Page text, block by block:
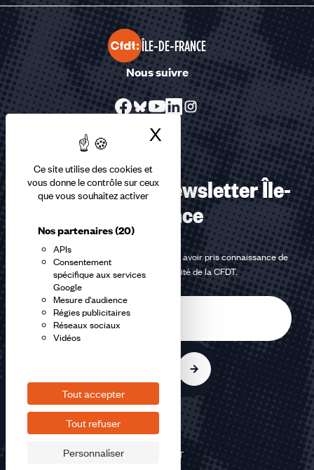
Ce site utilise des cookies et
vous donne le contrôle sur ceux
que vous souhaitez activer
Nos partenaires(20)
APIs
Consentement
spécifique aux services
Google
Mesure d'audience
Régies publicitaires
Réseaux sociaux
Vidéos
Tout accepter
Tout refuser
Personnaliser
X Masquer le
ÎLE-DE-FRANCE
Nous suivre
S’abonner à la Newsletter Île-
de-France
En m'inscrivant à la newsletter, j'affirme avoir pris connaissance de
lapolitique de confidentialité de la CFDT.
©2026 CFDT